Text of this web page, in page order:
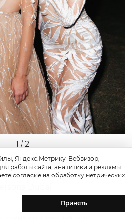
1 / 2
шарм моделей отвечала
лабораторий стиля
нарядов из архивов Дома,
Яндекс.Метрику, Вебвизор,
работы сайта, аналитики и рекламы.
согласие на обработку метрических
Принять